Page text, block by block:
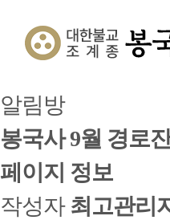
알림방
봉국사 9월 경로
페이지 정보
작성자 최고관리